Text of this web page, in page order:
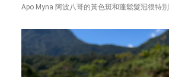
Apo Myna 阿波八哥的黃色斑和蓬鬆髮冠很特別